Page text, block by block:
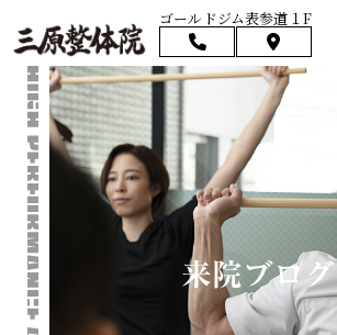
ゴールドジム表参道１F
来院ブログ